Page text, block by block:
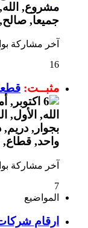
آخر مشاركة
16
مثبــت:
آخر مشاركة
7
المواضيع
ارقام